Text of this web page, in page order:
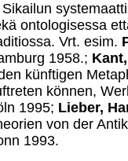
Sikailun
ontologisessa
Vrt. esim.
1958.;
künftigen
können,
1995; Lieber,
von der
1993.